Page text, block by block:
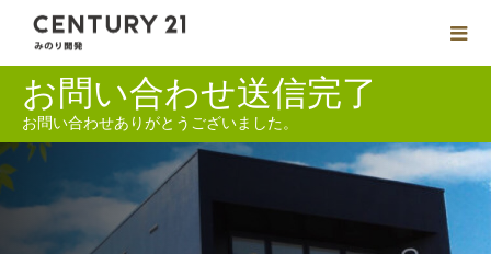
お問い合わせ送信完了
お問い合わせありがとうございました。